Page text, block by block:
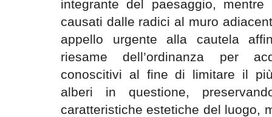
integrante del paesaggio,
causati dalle radici al muro
appello urgente alla cautela
riesame dell’ordinanza per
conoscitivi al fine di limitare il
alberi in questione,
caratteristiche estetiche del luogo,